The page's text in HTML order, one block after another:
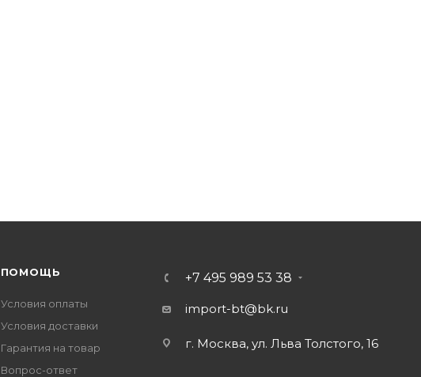
ПОМОЩЬ
Условия оплаты
Условия доставки
Гарантия на товар
Вопрос-ответ
+7 495 989 53 38
import-bt@bk.ru
г. Москва, ул. Льва Толстого, 16